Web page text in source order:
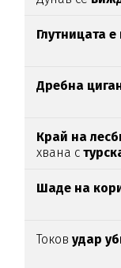
Глутницата
Дребна
Край на
хвана с
Шаде на
Токовудар